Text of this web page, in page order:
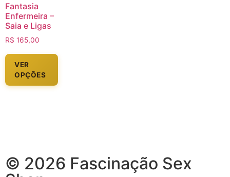
Fantasia
Enfermeira –
Saia e Ligas
R$ 165,00
VER
OPÇÕES
© 2026 Fascinação Sex